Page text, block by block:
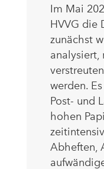
Im Mai
HVVG die
zunächst
werden.
Post- und
hohen
Abheften,